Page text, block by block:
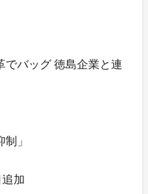
でバッグ 徳島企業と連
」
加